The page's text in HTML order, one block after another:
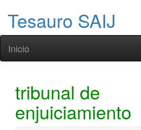
Tesauro SAIJ
Inicio
tribunal de
enjuiciamiento